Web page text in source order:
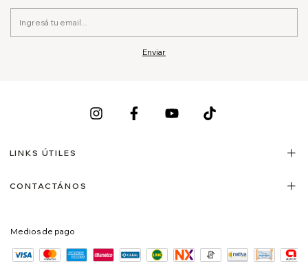
LINKS ÚTILES
CONTACTÁNOS
Medios de pago